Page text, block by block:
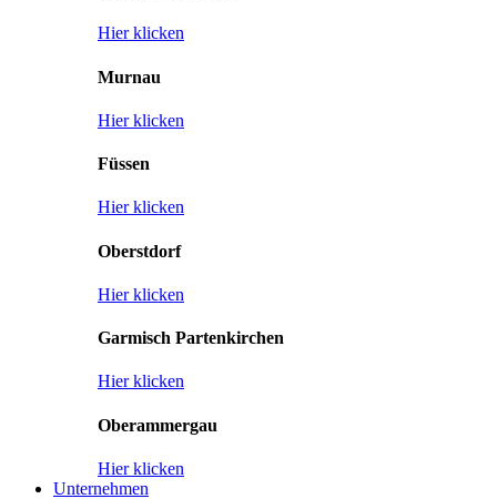
Hier klicken
Murnau
Hier klicken
Füssen
Hier klicken
Oberstdorf
Hier klicken
Garmisch Partenkirchen
Hier klicken
Oberammergau
Hier klicken
Unternehmen